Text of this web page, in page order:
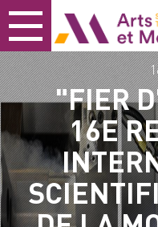
Skip
to
content
Skip
to
main
menu
Skip
to
search
Arts et métiers
"FIER
16E